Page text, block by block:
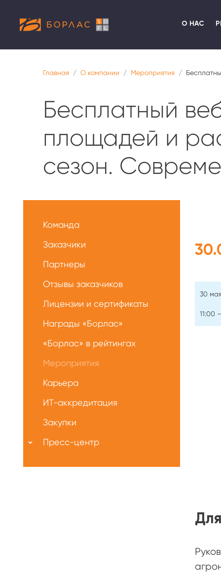
О НАС
Главная О компании Мероприятия
Бесплатный
площадей и
сезон.
30
11:00
Команда
Заказчики
Партнеры
Отзывы заказчиков
Лицензии и сертификаты
Награды «Борлас»
«Борлас» в рейтингах
Мероприятия
Карьера
ИТ-аккредитация
Закупки
Пресс-центр